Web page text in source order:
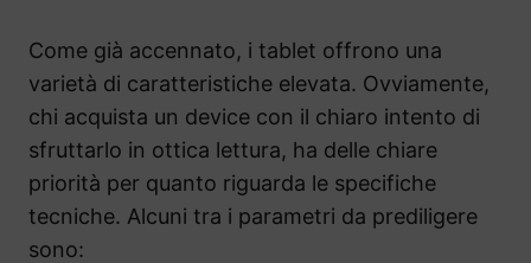
Come già accennato, i tablet offrono una
varietà di caratteristiche elevata. Ovviamente,
chi acquista un device con il chiaro intento di
sfruttarlo in ottica lettura, ha delle chiare
priorità per quanto riguarda le specifiche
tecniche. Alcuni tra i parametri da prediligere
sono: